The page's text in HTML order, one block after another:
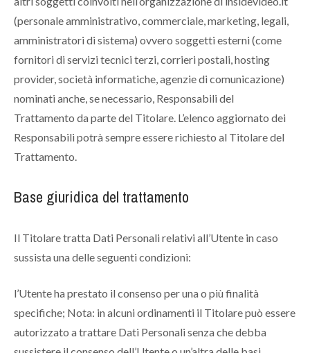
(personale amministrativo, commerciale, marketing, legali,
amministratori di sistema) ovvero soggetti esterni (come
fornitori di servizi tecnici terzi, corrieri postali, hosting
provider, società informatiche, agenzie di comunicazione)
nominati anche, se necessario, Responsabili del
Trattamento da parte del Titolare. L’elenco aggiornato dei
Responsabili potrà sempre essere richiesto al Titolare del
Trattamento.
Base giuridica del trattamento
Il Titolare tratta Dati Personali relativi all’Utente in caso
sussista una delle seguenti condizioni:
l’Utente ha prestato il consenso per una o più finalità
specifiche; Nota: in alcuni ordinamenti il Titolare può essere
autorizzato a trattare Dati Personali senza che debba